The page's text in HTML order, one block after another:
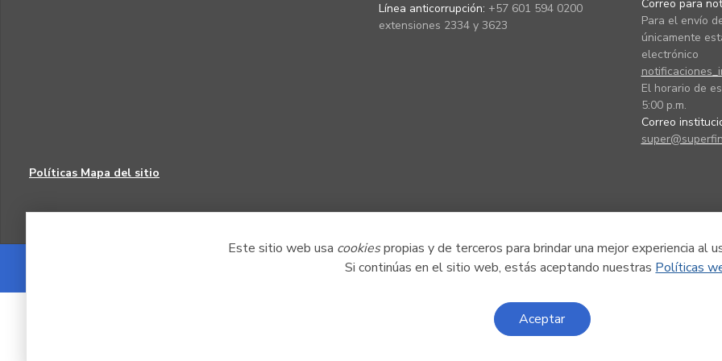
Este sitio web usa cookiespropias y de terceros para brindar una mejor experiencia al
Si continúas en el sitio web, estás aceptando nuestras Políticas
Aceptar
Línea anticorrupción: +57 601 594 0200
extensiones 2334 y 3623
Correo para
Para el envío
únicamente
electrónico
El horario de
5:00 p.m.
Correo
Políticas Mapa del sitio